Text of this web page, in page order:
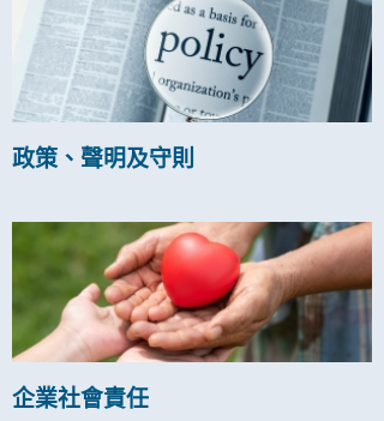
政策、聲明及守則
企業社會責任